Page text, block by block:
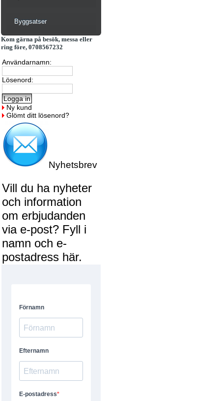
Byggsatser
Kom gärna på besök, messa eller
ring före, 0708567232
Användarnamn:
Lösenord:
Ny kund
Glömt ditt lösenord?
Nyhetsbrev
Vill du ha nyheter
och information
om erbjudanden
via e-post? Fyll i
namn och e-
postadress här.